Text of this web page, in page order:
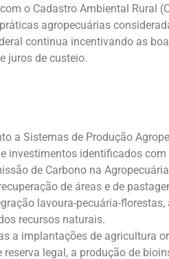
o Cadastro Ambiental Rural
agropecuárias
continua incentivando as
juros de custeio.
a Sistemas de Produção
investimentos identificados
de Carbono na
de áreas e de
lavoura-pecuária-
recursos naturais.
a implantações de agricultura
reserva legal, a produção de